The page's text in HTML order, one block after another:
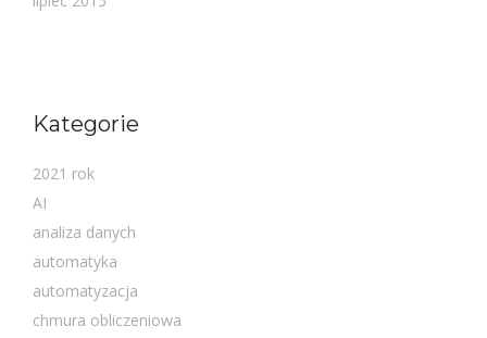
Kategorie
2021 rok
AI
analiza danych
automatyka
automatyzacja
chmura obliczeniowa